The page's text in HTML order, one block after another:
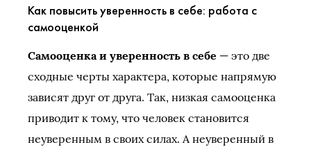
Как повысить уверенность в себе: работа с
самооценкой
Самооценка и уверенность в себе — это две
сходные черты характера, которые напрямую
зависят друг от друга. Так, низкая самооценка
приводит к тому, что человек становится
неуверенным в своих силах. А неуверенный в